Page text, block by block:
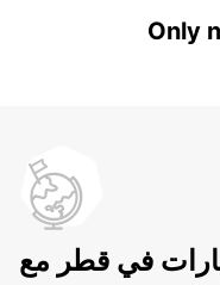
Only